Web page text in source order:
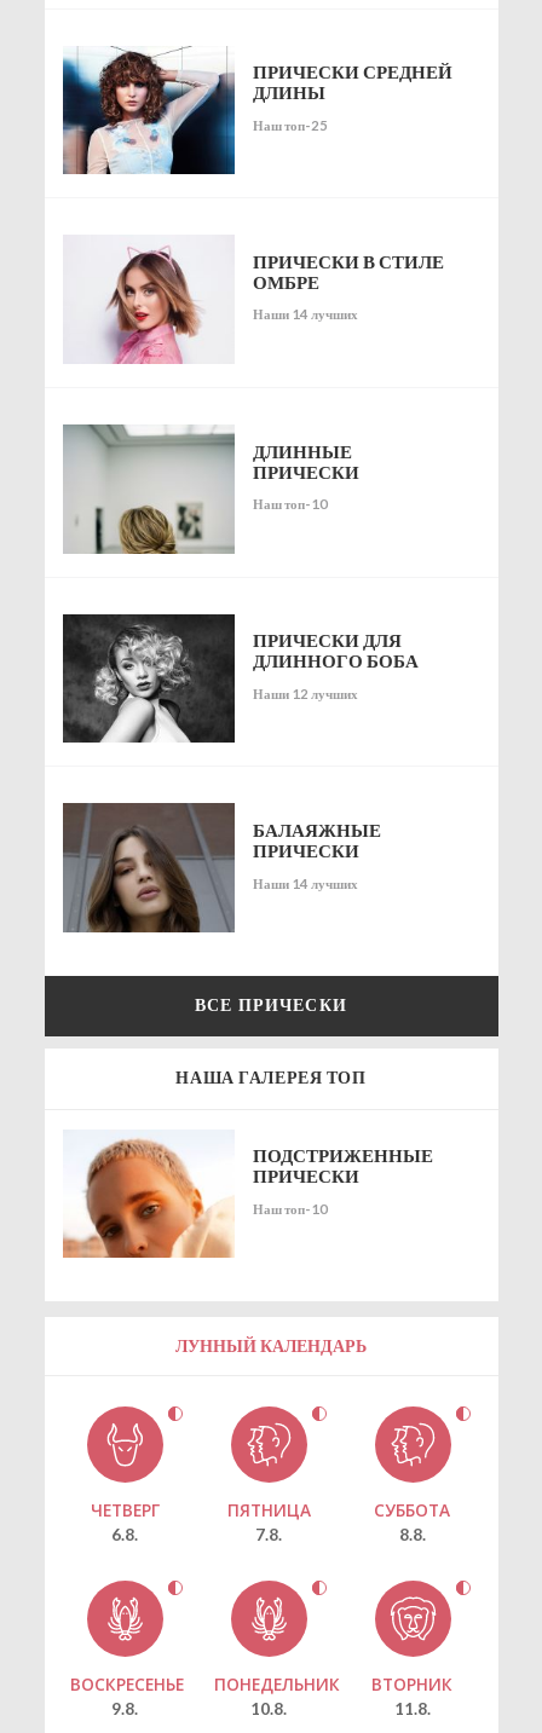
ПРИЧЕСКИ СРЕДНЕЙ
ДЛИНЫ
Наш топ-25
ПРИЧЕСКИ В СТИЛЕ
ОМБРЕ
Наши 14 лучших
ДЛИННЫЕ
ПРИЧЕСКИ
Наш топ-10
ПРИЧЕСКИ ДЛЯ
ДЛИННОГО БОБА
Наши 12 лучших
БАЛАЯЖНЫЕ
ПРИЧЕСКИ
Наши 14 лучших
ВСЕ ПРИЧЕСКИ
НАША ГАЛЕРЕЯ ТОП
ПОДСТРИЖЕННЫЕ
ПРИЧЕСКИ
Наш топ-10
ЛУННЫЙ КАЛЕНДАРЬ
ЧЕТВЕРГ
6.8.
ПЯТНИЦА
7.8.
СУББОТА
8.8.
ВОСКРЕСЕНЬЕ
9.8.
ПОНЕДЕЛЬНИК
10.8.
ВТОРНИК
11.8.